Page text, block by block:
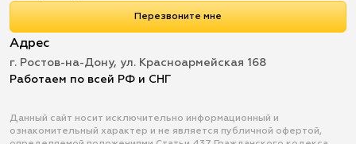
Перезвоните мне
Адрес
г. Ростов-на-Дону, ул. Красноармейская 168
Работаем по всей РФ и СНГ
Данный сайт носит исключительно информационный и
ознакомительный характер и не является публичной офертой,